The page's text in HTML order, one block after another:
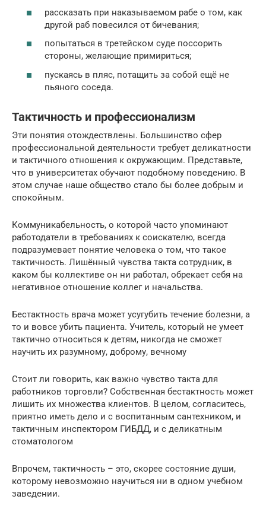
рассказать при наказываемом рабе о том, как
другой раб повесился от бичевания;
попытаться в третейском суде поссорить
стороны, желающие примириться;
пускаясь в пляс, потащить за собой ещё не
пьяного соседа.
Тактичность и профессионализм
Эти понятия отождествлены. Большинство сфер
профессиональной деятельности требует деликатности
и тактичного отношения к окружающим. Представьте,
что в университетах обучают подобному поведению. В
этом случае наше общество стало бы более добрым и
спокойным.
Коммуникабельность, о которой часто упоминают
работодатели в требованиях к соискателю, всегда
подразумевает понятие человека о том, что такое
тактичность. Лишённый чувства такта сотрудник, в
каком бы коллективе он ни работал, обрекает себя на
негативное отношение коллег и начальства.
Бестактность врача может усугубить течение болезни, а
то и вовсе убить пациента. Учитель, который не умеет
тактично относиться к детям, никогда не сможет
научить их разумному, доброму, вечному
Стоит ли говорить, как важно чувство такта для
работников торговли? Собственная бестактность может
лишить их множества клиентов. В целом, согласитесь,
приятно иметь дело и с воспитанным сантехником, и
тактичным инспектором ГИБДД, и с деликатным
стоматологом
Впрочем, тактичность – это, скорее состояние души,
которому невозможно научиться ни в одном учебном
заведении.